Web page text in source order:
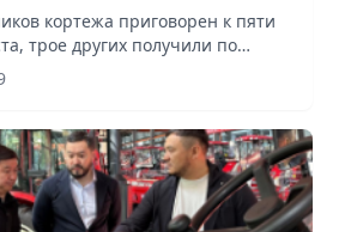
кортежа приговорен к пяти
трое других получили по
Vecher.kz.